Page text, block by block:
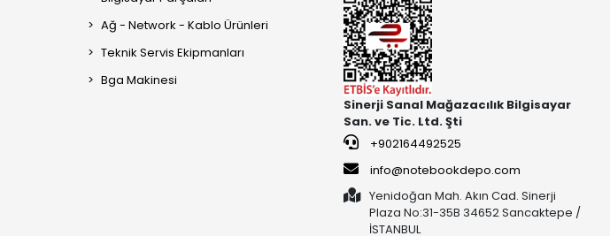
Ağ - Network - Kablo Ürünleri
Teknik Servis Ekipmanları
Bga Makinesi
Sinerji Sanal Mağazacılık Bilgisayar
San. ve Tic. Ltd. Şti
+902164492525
info@notebookdepo.com
Yenidoğan Mah. Akın Cad. Sinerji
Plaza No:31-35B 34652 Sancaktepe /
İSTANBUL